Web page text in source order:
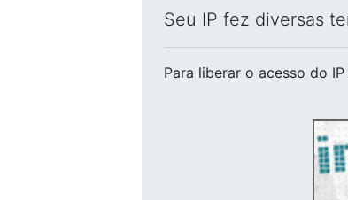
Seu IP fez diversas
Para liberar o acesso do IP